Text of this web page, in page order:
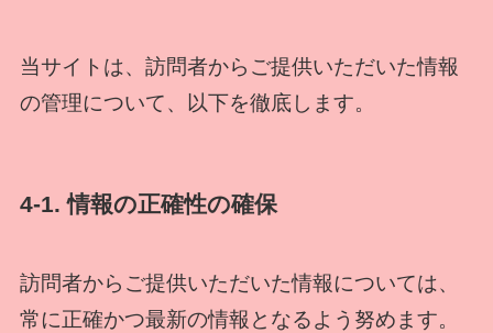
当サイトは、訪問者からご提供いただいた情報
の管理について、以下を徹底します。
4-1. 情報の正確性の確保
訪問者からご提供いただいた情報については、
常に正確かつ最新の情報となるよう努めます。